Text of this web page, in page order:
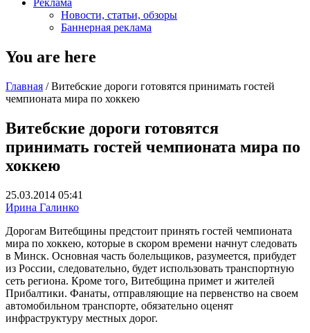
Реклама
Новости, статьи, обзоры
Баннерная реклама
You are here
Главная / Витебские дороги готовятся принимать гостей
чемпионата мира по хоккею
Витебские дороги готовятся
принимать гостей чемпионата мира по
хоккею
25.03.2014 05:41
Ирина Галинко
Дорогам Витебщины предстоит принять гостей чемпионата
мира по хоккею, которые в скором времени начнут следовать
в Минск. Основная часть болельщиков, разумеется, прибудет
из России, следовательно, будет использовать транспортную
сеть региона. Кроме того, Витебщина примет и жителей
Прибалтики. Фанаты, отправляющие на первенство на своем
автомобильном транспорте, обязательно оценят
инфраструктуру местных дорог.